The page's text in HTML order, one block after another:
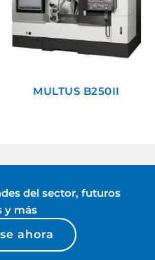
MULTUS B250II
del sector, futuros
y más
ahora